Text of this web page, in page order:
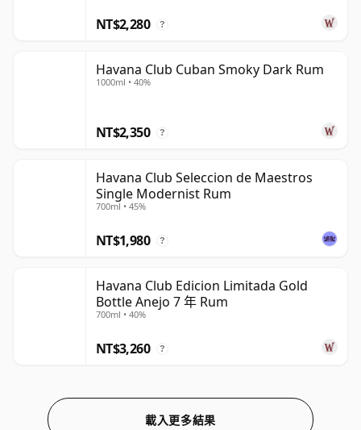
NT$2,280 ?
Havana Club Cuban Smoky Dark Rum
1000ml • 40%
NT$2,350 ?
Havana Club Seleccion de Maestros
Single Modernist Rum
700ml • 45%
NT$1,980 ?
Havana Club Edicion Limitada Gold
Bottle Anejo 7 年 Rum
700ml • 40%
NT$3,260 ?
載入更多結果